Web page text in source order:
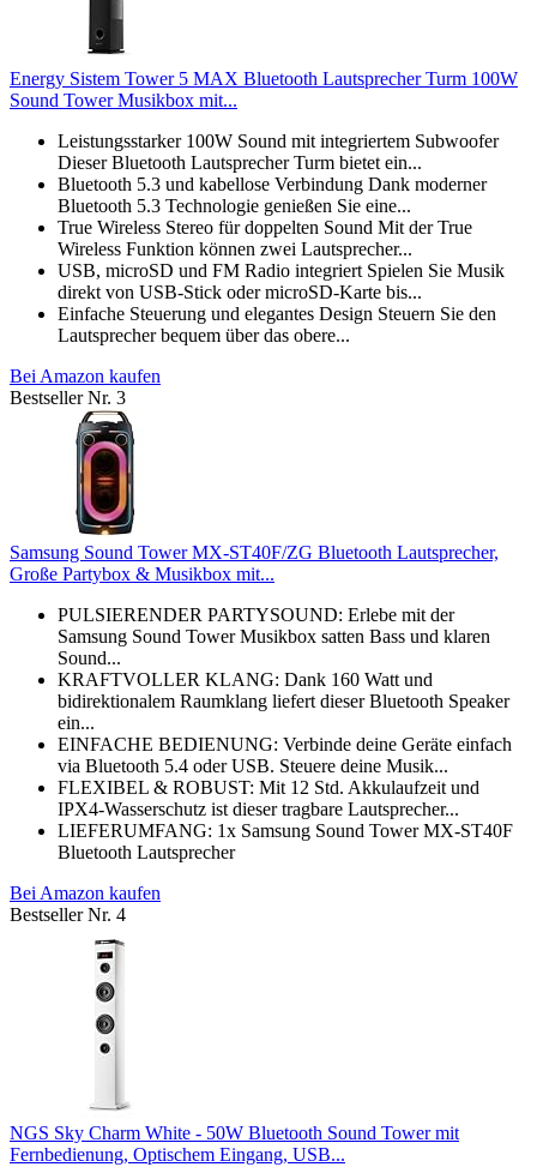
Energy Sistem Tower 5 MAX Bluetooth Lautsprecher Turm 100W
Sound Tower Musikbox mit...
Leistungsstarker 100W Sound mit integriertem Subwoofer
Dieser Bluetooth Lautsprecher Turm bietet ein...
Bluetooth 5.3 und kabellose Verbindung Dank moderner
Bluetooth 5.3 Technologie genießen Sie eine...
True Wireless Stereo für doppelten Sound Mit der True
Wireless Funktion können zwei Lautsprecher...
USB, microSD und FM Radio integriert Spielen Sie Musik
direkt von USB-Stick oder microSD-Karte bis...
Einfache Steuerung und elegantes Design Steuern Sie den
Lautsprecher bequem über das obere...
Bei Amazon kaufen
Bestseller Nr. 3
Samsung Sound Tower MX-ST40F/ZG Bluetooth Lautsprecher,
Große Partybox & Musikbox mit...
PULSIERENDER PARTYSOUND: Erlebe mit der
Samsung Sound Tower Musikbox satten Bass und klaren
Sound...
KRAFTVOLLER KLANG: Dank 160 Watt und
bidirektionalem Raumklang liefert dieser Bluetooth Speaker
ein...
EINFACHE BEDIENUNG: Verbinde deine Geräte einfach
via Bluetooth 5.4 oder USB. Steuere deine Musik...
FLEXIBEL & ROBUST: Mit 12 Std. Akkulaufzeit und
IPX4-Wasserschutz ist dieser tragbare Lautsprecher...
LIEFERUMFANG: 1x Samsung Sound Tower MX-ST40F
Bluetooth Lautsprecher
Bei Amazon kaufen
Bestseller Nr. 4
NGS Sky Charm White - 50W Bluetooth Sound Tower mit
Fernbedienung, Optischem Eingang, USB...